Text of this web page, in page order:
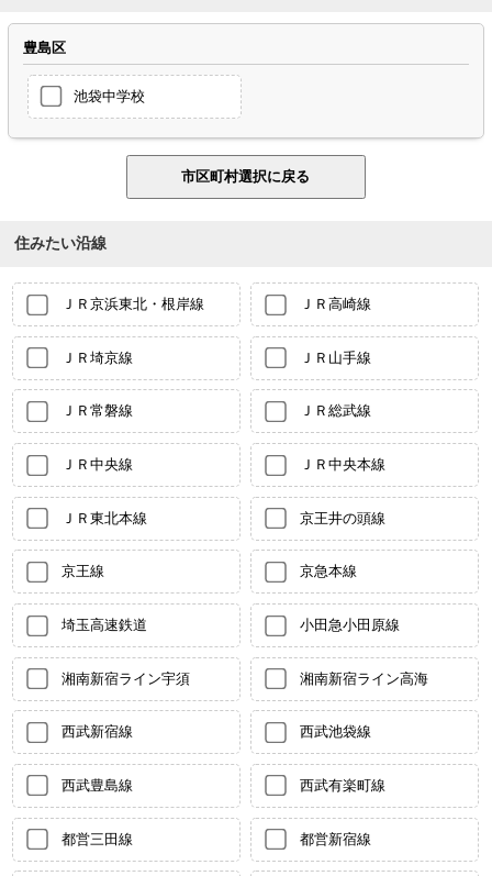
豊島区
池袋中学校
住みたい沿線
ＪＲ京浜東北・根岸線 ＪＲ高崎線
ＪＲ埼京線 ＪＲ山手線
ＪＲ常磐線 ＪＲ総武線
ＪＲ中央線 ＪＲ中央本線
ＪＲ東北本線 京王井の頭線
京王線 京急本線
埼玉高速鉄道 小田急小田原線
湘南新宿ライン宇須 湘南新宿ライン高海
西武新宿線 西武池袋線
西武豊島線 西武有楽町線
都営三田線 都営新宿線